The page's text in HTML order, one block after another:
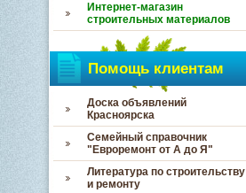
Интернет-магазин
строительных материалов
Помощь клиентам
Доска объявлений
Красноярска
Семейный справочник
"Евроремонт от А до Я"
Литература по строительству
и ремонту